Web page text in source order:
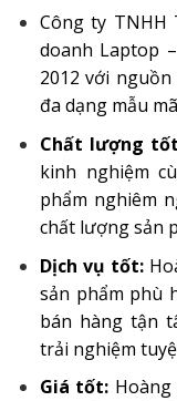
Công ty TNHH
doanh Laptop
2012 với
đa dạng mẫu
Chất lượng
kinh nghiệm
phẩm nghiêm
chất lượng sản
Dịch vụ tốt:
sản phẩm phù
bán hàng tận
trải nghiệm
Giá tốt: